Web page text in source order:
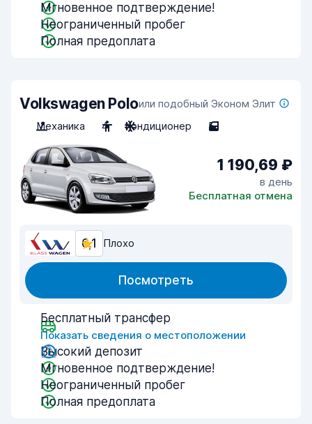
Мгновенное подтверждение!
Неограниченный пробег
Полная предоплата
Volkswagen Poloили подобный Эконом Элит
Механика
4 Кондиционер 5
1 190,69 ₽
в день
Бесплатная отмена
6,1 Плохо
Посмотреть
Бесплатный трансфер
Показать сведения о местоположении
Высокий депозит
Мгновенное подтверждение!
Неограниченный пробег
Полная предоплата